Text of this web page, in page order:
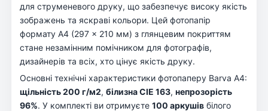
для струменевого друку, що забезпечує високу якість
зображень та яскраві кольори. Цей фотопапір
формату A4 (297 x 210 мм) з глянцевим покриттям
стане незамінним помічником для фотографів,
дизайнерів та всіх, хто цінує якість друку.
Основні технічні характеристики фотопаперу Barva A4:
щільність 200 г/м2, білизна CIE 163, непрозорість
96%. У комплекті ви отримуєте 100 аркушів білого